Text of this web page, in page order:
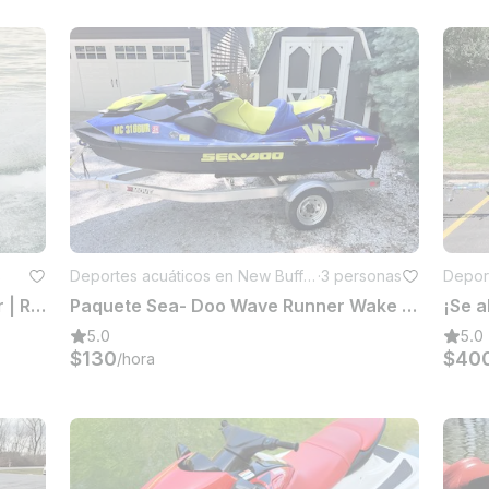
Sea Doo Spark 3Up 2018 en alquiler | Raccoon Lake
Deportes acuáticos en New Buffal
o
·3 personas
Paquete Sea- Doo Wave Runner Wake 170 con Bluetooth Speaks & Water Tow
5.0
$130/hora
5.0